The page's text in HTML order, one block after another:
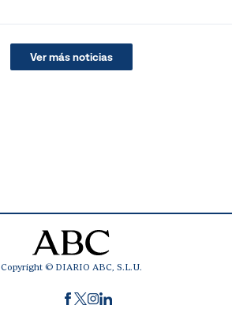
Ver más noticias
Copyright © DIARIO ABC, S.L.U.